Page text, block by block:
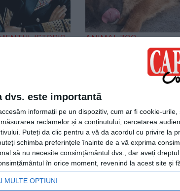
dvs. este importantă
informații pe un dispozitiv, cum ar fi cookie-
reclamelor și a conținutului, cercetarea
Puteți da clic pentru a vă da acordul cu privire
schimba preferințele înainte de a vă exprima
să nu necesite consimțământul dvs., dar aveți
în orice moment, revenind la acest site și
MULTE OPȚIUNI
ISTORIC
Mihai după
de pe
ANIMAL ZOO
O viață așteaptă un
miracol! Cățelușa
s-a refugiat într-un
colț așteptând
sfârșitul
Termeni și condiții|